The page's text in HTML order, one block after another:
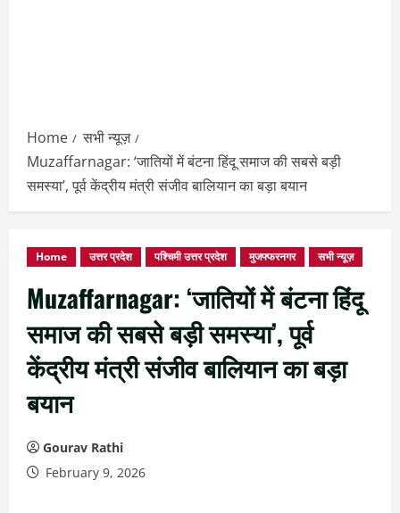
Home
सभी न्यूज़
Muzaffarnagar: ‘जातियों में बंटना हिंदू समाज की सबसे बड़ी
समस्या’, पूर्व केंद्रीय मंत्री संजीव बालियान का बड़ा बयान
Home उत्तर प्रदेश पश्चिमी उत्तर प्रदेश मुजफ्फरनगर सभी न्यूज़
Muzaffarnagar: ‘जातियों में बंटना हिंदू
समाज की सबसे बड़ी समस्या’, पूर्व
केंद्रीय मंत्री संजीव बालियान का बड़ा
बयान
Gourav Rathi
February 9, 2026